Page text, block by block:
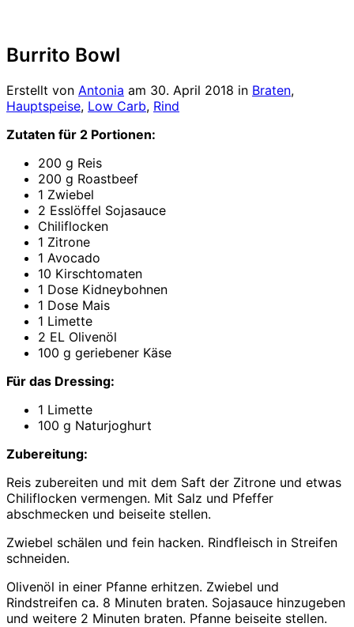
Burrito Bowl
Erstellt von Antonia am 30. April 2018 in Braten,
Hauptspeise, Low Carb, Rind
Zutaten für 2 Portionen:
200 g Reis
200 g Roastbeef
1 Zwiebel
2 Esslöffel Sojasauce
Chiliflocken
1 Zitrone
1 Avocado
10 Kirschtomaten
1 Dose Kidneybohnen
1 Dose Mais
1 Limette
2 EL Olivenöl
100 g geriebener Käse
Für das Dressing:
1 Limette
100 g Naturjoghurt
Zubereitung:
Reis zubereiten und mit dem Saft der Zitrone und etwas
Chiliflocken vermengen. Mit Salz und Pfeffer
abschmecken und beiseite stellen.
Zwiebel schälen und fein hacken. Rindfleisch in Streifen
schneiden.
Olivenöl in einer Pfanne erhitzen. Zwiebel und
Rindstreifen ca. 8 Minuten braten. Sojasauce hinzugeben
und weitere 2 Minuten braten. Pfanne beiseite stellen.